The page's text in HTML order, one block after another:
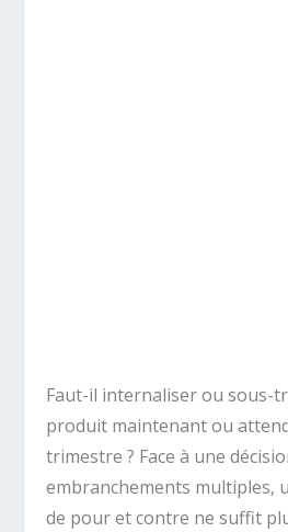
Faut-il internaliser ou sous-
produit maintenant ou
trimestre ? Face à une
embranchements multiples,
de pour et contre ne suffit